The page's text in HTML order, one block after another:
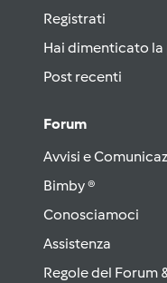
Registrati
Hai dimenticato la
Post recenti
Forum
Avvisi e
Bimby ®
Conosciamoci
Assistenza
Regole del Forum